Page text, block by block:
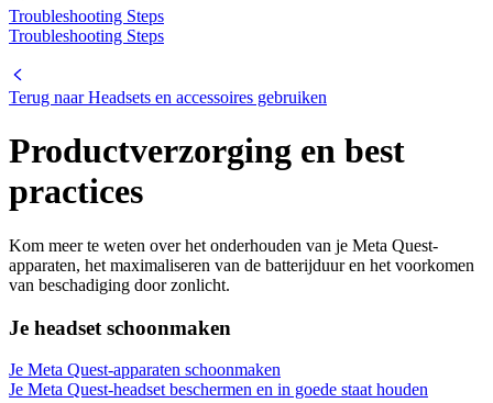
Troubleshooting Steps
Troubleshooting Steps
Terug naar Headsets en accessoires gebruiken
Productverzorging en best
practices
Kom meer te weten over het onderhouden van je Meta Quest-
apparaten, het maximaliseren van de batterijduur en het voorkomen
van beschadiging door zonlicht.
Je headset schoonmaken
Je Meta Quest-apparaten schoonmaken
Je Meta Quest-headset beschermen en in goede staat houden